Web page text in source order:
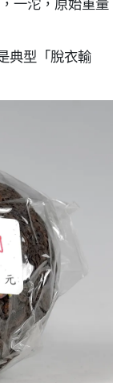
一沱，原始重量
典型「脫衣輸